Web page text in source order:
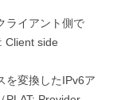
ライアント側で
Client side
を変換したIPv6ア